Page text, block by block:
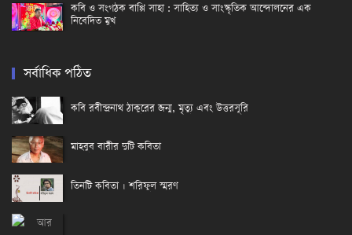
কবি ও সংগঠক বাপ্পি সাহা : সাহিত্য ও সাংস্কৃতিক আন্দোলনের এক
নিবেদিত মুখ
সর্বাধিক পঠিত
কবি রবীন্দ্রনাথ ঠাকুরের জন্ম, মৃত্যু এবং উত্তরসূরি
মাহবুব বারীর দুটি কবিতা
তিনটি কবিতা । শরিফুল স্মরণ